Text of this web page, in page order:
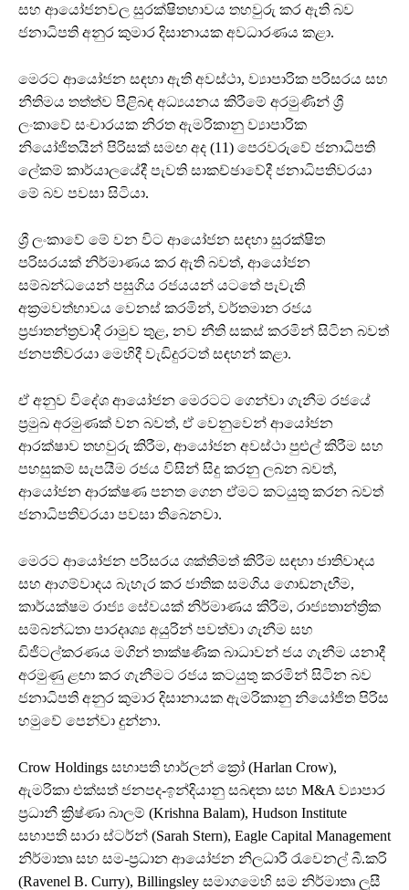
සහ ආයෝජනවල සුරක්ෂිතභාවය තහවුරු කර ඇති බව
ජනාධිපති අනුර කුමාර දිසානායක අවධාරණය කළා.
මෙරට ආයෝජන සඳහා ඇති අවස්ථා, ව්‍යාපාරික පරිසරය සහ
නීතිමය තත්ත්ව පිළිබඳ අධ්‍යයනය කිරීමේ අරමුණින් ශ්‍රී
ලංකාවේ සංචාරයක නිරත ඇමරිකානු ව්‍යාපාරික
නියෝජිතයින් පිරිසක් සමඟ අද (11) පෙරවරුවේ ජනාධිපති
ලේකම් කාර්යාලයේදී පැවති සාකච්ඡාවේදී ජනාධිපතිවරයා
මේ බව පවසා සිටියා.
ශ්‍රී ලංකාවේ මේ වන විට ආයෝජන සඳහා සුරක්ෂිත
පරිසරයක් නිර්මාණය කර ඇති බවත්, ආයෝජන
සම්බන්ධයෙන් පසුගිය රජයයන් යටතේ පැවැති
අක්‍රමවත්භාවය වෙනස් කරමින්, වර්තමාන රජය
ප්‍රජාතන්ත්‍රවාදී රාමුව තුළ, නව නීති සකස් කරමින් සිටින බවත්
ජනපතිවරයා මෙහිදී වැඩිදුරටත් සඳහන් කළා.
ඒ අනුව විදේශ ආයෝජන මෙරටට ගෙන්වා ගැනීම රජයේ
ප්‍රමුඛ අරමුණක් වන බවත්, ඒ වෙනුවෙන් ආ‍යෝජන
ආරක්ෂාව තහවුරු කිරීම, ආයෝජන අවස්ථා පුළුල් කිරීම සහ
පහසුකම් සැපයීම රජය විසින් සිදු කරනු ලබන බවත්,
ආයෝජන ආරක්ෂණ පනත ගෙන ඒමට කටයුතු කරන බවත්
ජනාධිපතිවරයා පවසා තිබෙනවා.
මෙරට ආයෝජන පරිසරය ශක්තිමත් කිරීම සඳහා ජාතිවාදය
සහ ආගම්වාදය බැහැර කර ජාතික සමගිය ගොඩනැඟීම,
කාර්යක්ෂම රාජ්‍ය සේවයක් නිර්මාණය කිරීම, රාජ්‍යතාන්ත්‍රික
සම්බන්ධතා පාරදෘශ්‍ය අයුරින් පවත්වා ගැනීම සහ
ඩිජිටල්කරණය මගින් තාක්ෂණික බාධාවන් ජය ගැනීම යනාදී
අරමුණු ළඟා කර ගැනීමට රජය කටයුතු කරමින් සිටින බව
ජනාධිපති අනුර කුමාර දිසානායක ඇමරිකානු නියෝජිත පිරිස
හමුවේ පෙන්වා දුන්නා.
Crow Holdings සභාපති හාර්ලන් ක්‍රෝ (Harlan Crow),
ඇමරිකා එක්සත් ජනපද-ඉන්දියානු සබඳතා සහ M&A ව්‍යාපාර
ප්‍රධානී ක්‍රිෂ්ණා බාලම් (Krishna Balam), Hudson Institute
සභාපති සාරා ස්ටර්න් (Sarah Stern), Eagle Capital Management
නිර්මාතෘ සහ සම-ප්‍රධාන ආයෝජන නිලධාරී රැවෙනල් බී.කරි
(Ravenel B. Curry), Billingsley සමාගමෙහි සම නිර්මාතෘ ලුසී